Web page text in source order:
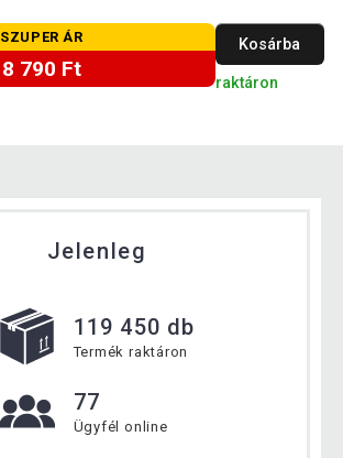
SZUPER ÁR
8 790 Ft
Kosárba
raktáron
Jelenleg
119 450 db
Termék raktáron
77
Ügyfél online